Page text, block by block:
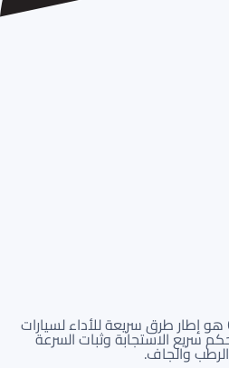
إطار GEOLANDAR X-CV G057 هو إطار طرق سريعة للأداء لسيارات
سريع الاستجابة وثبات السرعة
والجاف.